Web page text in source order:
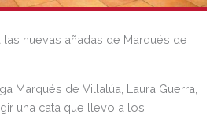
nuevas añadas de Marqués de
Marqués de Villalúa, Laura Guerra,
una cata que llevo a los